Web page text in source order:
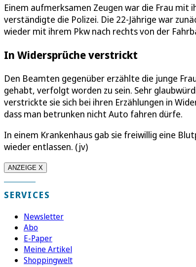
Einem aufmerksamen Zeugen war die Frau
verständigte die Polizei. Die 22-Jährige war
wieder mit ihrem Pkw nach rechts von der
In Widersprüche verstrickt
Den Beamten gegenüber erzählte die junge
gehabt, verfolgt worden zu sein. Sehr
verstrickte sie sich bei ihren Erzählungen in
dass man betrunken nicht Auto fahren dürfe.
In einem Krankenhaus gab sie freiwillig eine
wieder entlassen. (jv)
ANZEIGE X
SERVICES
Newsletter
Abo
E-Paper
Meine Artikel
Shoppingwelt